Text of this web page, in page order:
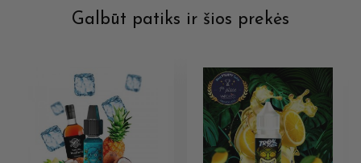
Galbūt patiks ir šios prekės